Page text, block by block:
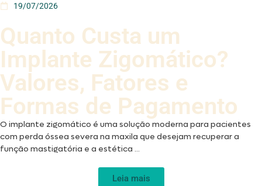
19/07/2026
Quanto Custa um
Implante Zigomático?
Valores, Fatores e
Formas de Pagamento
O implante zigomático é uma solução moderna para pacientes
com perda óssea severa na maxila que desejam recuperar a
função mastigatória e a estética ...
Leia mais